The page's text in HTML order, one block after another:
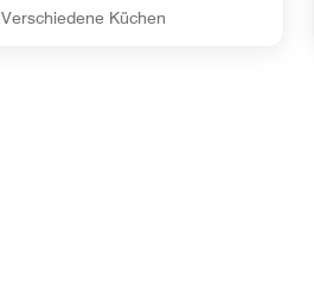
Verschiedene Küchen